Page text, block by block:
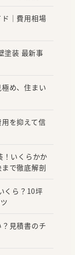
｜費用相場
塗装 最新事
め、住まい
を抑えて信
！いくらかか
で徹底解剖
くら？10坪
見積書のチ